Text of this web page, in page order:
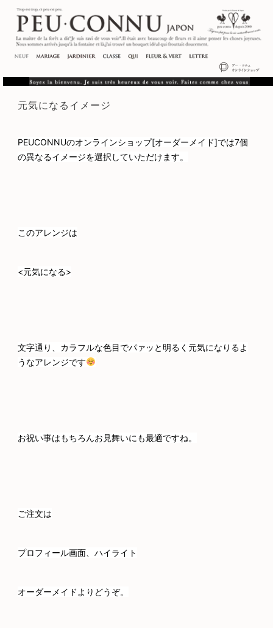
元気になるイメージ
PEUCONNUのオンラインショップ[オーダーメイド]では7個
の異なるイメージを選択していただけます。
このアレンジは
<元気になる>
文字通り、カラフルな色目でパァッと明るく元気になりるよ
うなアレンジです
お祝い事はもちろんお見舞いにも最適ですね。
ご注文は
プロフィール画面、ハイライト
オーダーメイドよりどうぞ。